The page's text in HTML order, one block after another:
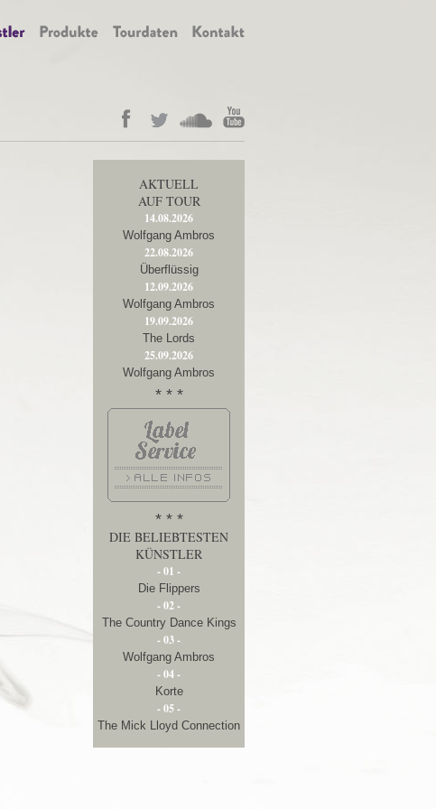
AKTUELL
AUF TOUR
14.08.2026
Wolfgang Ambros
22.08.2026
Überflüssig
12.09.2026
Wolfgang Ambros
19.09.2026
The Lords
25.09.2026
Wolfgang Ambros
* * *
* * *
DIE BELIEBTESTEN
KÜNSTLER
- 01 -
Die Flippers
- 02 -
The Country Dance Kings
- 03 -
Wolfgang Ambros
- 04 -
Korte
- 05 -
The Mick Lloyd Connection